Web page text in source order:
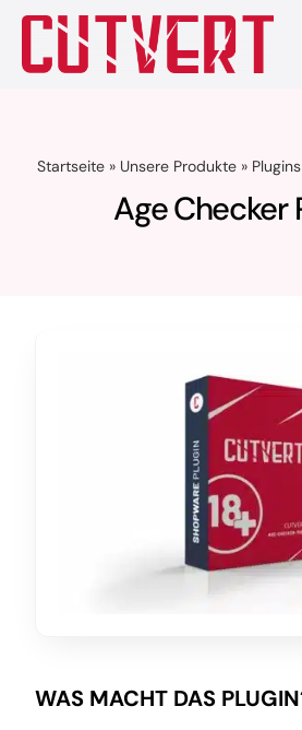
Zum
Inhalt
Shopware
Startseite » Unsere Produkte » Plugins
Age Checker
WAS MACHT DAS